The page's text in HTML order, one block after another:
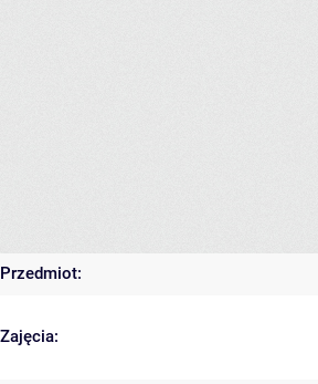
Przedmiot:
Zajęcia: